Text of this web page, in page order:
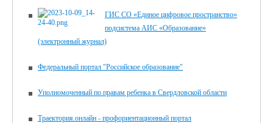
ГИС СО «Единое цифровое пространство»
подсистема АИС «Образование»
(электронный журнал)
Федеральный портал "Российское образование"
Уполномоченный по правам ребенка в Свердловской области
Траектория.онлайн - профориентационный портал